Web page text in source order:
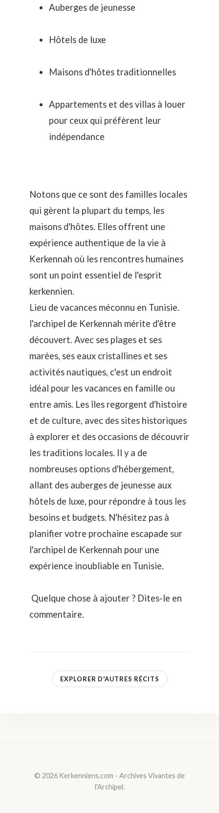
Auberges de jeunesse
Hôtels de luxe
Maisons d'hôtes traditionnelles
Appartements et des villas à louer
pour ceux qui préfèrent leur
indépendance
Notons que ce sont des familles locales
qui gèrent la plupart du temps, les
maisons d'hôtes. Elles offrent une
expérience authentique de la vie à
Kerkennah où les rencontres humaines
sont un point essentiel de l'esprit
kerkennien.
Lieu de vacances méconnu en Tunisie.
l'archipel de Kerkennah mérite d'être
découvert. Avec ses plages et ses
marées, ses eaux cristallines et ses
activités nautiques, c'est un endroit
idéal pour les vacances en famille ou
entre amis. Les îles regorgent d'histoire
et de culture, avec des sites historiques
à explorer et des occasions de découvrir
les traditions locales. Il y a de
nombreuses options d'hébergement,
allant des auberges de jeunesse aux
hôtels de luxe, pour répondre à tous les
besoins et budgets. N'hésitez pas à
planifier votre prochaine escapade sur
l'archipel de Kerkennah pour une
expérience inoubliable en Tunisie.
Quelque chose à ajouter ? Dites-le en
commentaire.
EXPLORER D'AUTRES RÉCITS
© 2026 Kerkenniens.com - Archives Vivantes de
l'Archipel.